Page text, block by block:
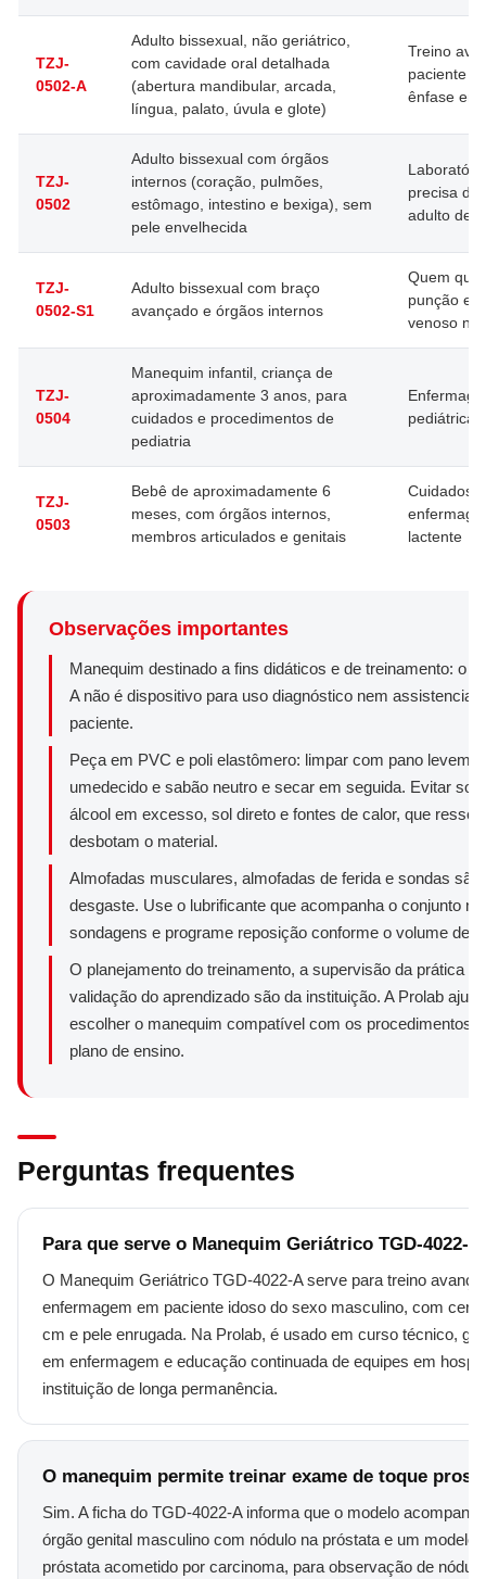
TZJ-
0502-A
Adulto bissexual, não geriátrico,
com cavidade oral detalhada
(abertura mandibular, arcada,
língua, palato, úvula e glote)
Treino
paciente
ênfase em
TZJ-
0502
Adulto bissexual com órgãos
internos (coração, pulmões,
estômago, intestino e bexiga), sem
pele envelhecida
precisa do
adulto de
TZJ-
0502-S1
Adulto bissexual com braço
avançado e órgãos internos
Quem
punção e
venoso no
TZJ-
0504
Manequim infantil, criança de
aproximadamente 3 anos, para
cuidados e procedimentos de
pediatria
pediátrica
TZJ-
0503
Bebê de aproximadamente 6
meses, com órgãos internos,
membros articulados e genitais
Cuidados
lactente
Observações importantes
Manequim destinado a fins didáticos e de treinamento: o
A não é dispositivo para uso diagnóstico nem assistencial
paciente.
Peça em PVC e poli elastômero: limpar com pano
umedecido e sabão neutro e secar em seguida. Evitar
álcool em excesso, sol direto e fontes de calor, que
desbotam o material.
Almofadas musculares, almofadas de ferida e sondas são
desgaste. Use o lubrificante que acompanha o conjunto
sondagens e programe reposição conforme o volume de
O planejamento do treinamento, a supervisão da prática e
validação do aprendizado são da instituição. A Prolab
escolher o manequim compatível com os procedimentos
plano de ensino.
Perguntas frequentes
Para que serve o Manequim Geriátrico TGD-4022-
O Manequim Geriátrico TGD-4022-A serve para treino
enfermagem em paciente idoso do sexo masculino, com
cm e pele enrugada. Na Prolab, é usado em curso técnico,
em enfermagem e educação continuada de equipes em
instituição de longa permanência.
O manequim permite treinar exame de toque
Sim. A ficha do TGD-4022-A informa que o modelo
órgão genital masculino com nódulo na próstata e um modelo
próstata acometido por carcinoma, para observação de